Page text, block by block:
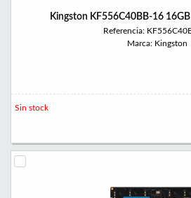
Kingston KF556C40BB-16
Referencia:
Marca: Kingston
Sin stock